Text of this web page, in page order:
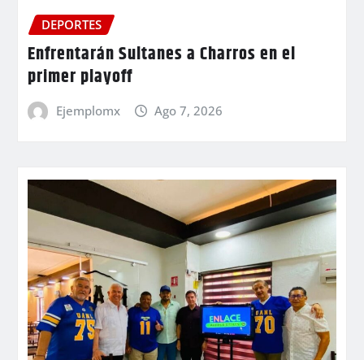
DEPORTES
Enfrentarán Sultanes a Charros en el
primer playoff
Ejemplomx Ago 7, 2026